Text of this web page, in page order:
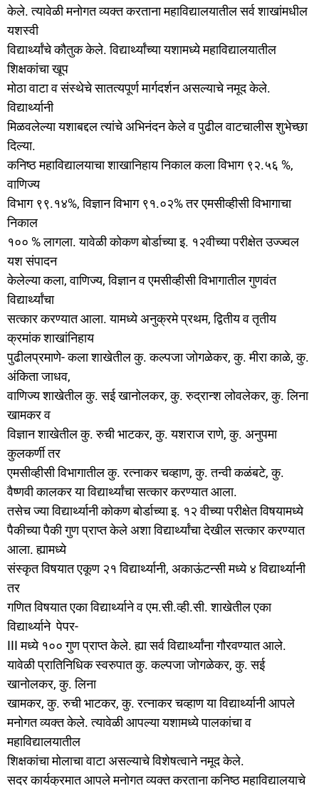
केले. त्यावेळी मनोगत व्यक्त करताना महाविद्यालयातील सर्व शाखांमधील
यशस्वी
विद्यार्थ्यांचे कौतुक केले. विद्यार्थ्यांच्या यशामध्ये महाविद्यालयातील
शिक्षकांचा खूप
मोठा वाटा व संस्थेचे सातत्यपूर्ण मार्गदर्शन असल्याचे नमूद केले.
विद्यार्थ्यानी
मिळवलेल्या यशाबद्दल त्यांचे अभिनंदन केले व पुढील वाटचालीस शुभेच्छा
दिल्या.
कनिष्ठ महाविद्यालयाचा शाखानिहाय निकाल कला विभाग ९२.५६ %,
वाणिज्य
विभाग ९९.१४%, विज्ञान विभाग ९१.०२% तर एमसीव्हीसी विभागाचा
निकाल
१०० % लागला. यावेळी कोकण बोर्डाच्या इ. १२वीच्या परीक्षेत उज्ज्वल
यश संपादन
केलेल्या कला, वाणिज्य, विज्ञान व एमसीव्हीसी विभागातील गुणवंत
विद्यार्थ्यांचा
सत्कार करण्यात आला. यामध्ये अनुक्रमे प्रथम, द्वितीय व तृतीय
क्रमांक शाखांनिहाय
पुढीलप्रमाणे- कला शाखेतील कु. कल्पजा जोगळेकर, कु. मीरा काळे, कु.
अंकिता जाधव,
वाणिज्य शाखेतील कु. सई खानोलकर, कु. रुद्रान्श लोवलेकर, कु. लिना
खामकर व
विज्ञान शाखेतील कु. रुची भाटकर, कु. यशराज राणे, कु. अनुपमा
कुलकर्णी तर
एमसीव्हीसी विभागातील कु. रत्नाकर चव्हाण, कु. तन्वी कळंबटे, कु.
वैष्णवी कालकर या विद्यार्थ्यांचा सत्कार करण्यात आला.
तसेच ज्या विद्यार्थ्यानी कोकण बोर्डाच्या इ. १२ वीच्या परीक्षेत विषयामध्ये
पैकीच्या पैकी गुण प्राप्त केले अशा विद्यार्थ्यांचा देखील सत्कार करण्यात
आला. ह्यामध्ये
संस्कृत विषयात एकूण २१ विद्यार्थ्यानी, अकाऊंटन्सी मध्ये ४ विद्यार्थ्यानी
तर
गणित विषयात एका विद्यार्थ्याने व एम.सी.व्ही.सी. शाखेतील एका
विद्यार्थ्याने पेपर-
III मध्ये १०० गुण प्राप्त केले. ह्या सर्व विद्यार्थ्यांना गौरवण्यात आले.
यावेळी प्रातिनिधिक स्वरुपात कु. कल्पजा जोगळेकर, कु. सई
खानोलकर, कु. लिना
खामकर, कु. रुची भाटकर, कु. रत्नाकर चव्हाण या विद्यार्थ्यानी आपले
मनोगत व्यक्त केले. त्यावेळी आपल्या यशामध्ये पालकांचा व
महाविद्यालयातील
शिक्षकांचा मोलाचा वाटा असल्याचे विशेषत्वाने नमूद केले.
सदर कार्यक्रमात आपले मनोगत व्यक्त करताना कनिष्ठ महाविद्यालयाचे